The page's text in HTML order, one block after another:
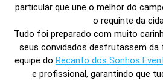
particular que une o melhor do
o requinte da
Tudo foi preparado com muito
seus convidados desfrutassem
equipe do Recanto dos Sonhos
e profissional, garantindo que